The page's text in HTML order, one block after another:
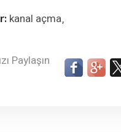
kanal açma
Paylaşın